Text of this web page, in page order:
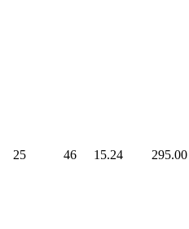
25 46 15.24 295.00